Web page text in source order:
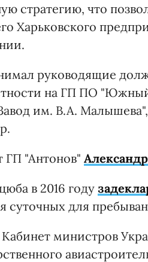
стратегию, что
Харьковского
руководящие
на ГП ПО
им. В.А.
ГП "Антонов"
в 2016 году
суточных для
министров